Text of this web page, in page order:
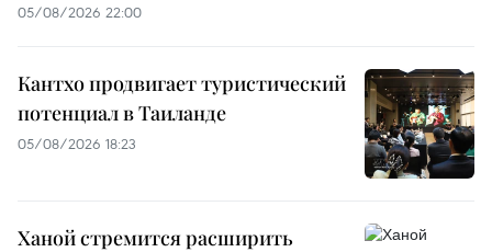
05/08/2026 22:00
Кантхо продвигает туристический
потенциал в Таиланде
05/08/2026 18:23
Ханой стремится расширить